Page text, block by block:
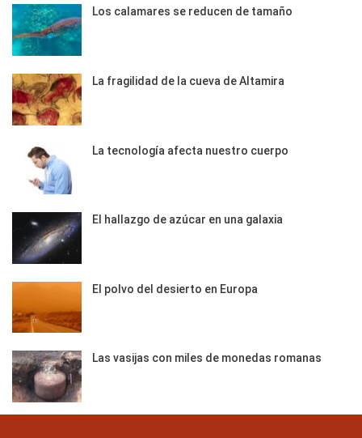
Los calamares se reducen de tamaño
La fragilidad de la cueva de Altamira
La tecnología afecta nuestro cuerpo
El hallazgo de azúcar en una galaxia
El polvo del desierto en Europa
Las vasijas con miles de monedas romanas